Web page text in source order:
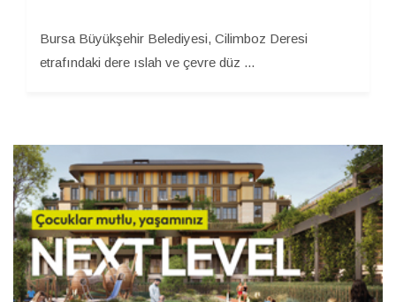
Bursa Büyükşehir Belediyesi, Cilimboz Deresi
etrafındaki dere ıslah ve çevre düz ...